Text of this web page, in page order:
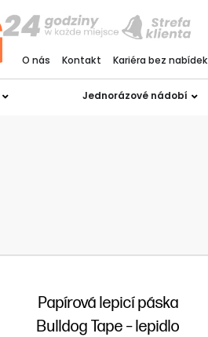
Jednorázové nádobí
O nás Kontakt Kariéra bez nabídek
Papírová lepicí páska
Bulldog Tape – lepidlo